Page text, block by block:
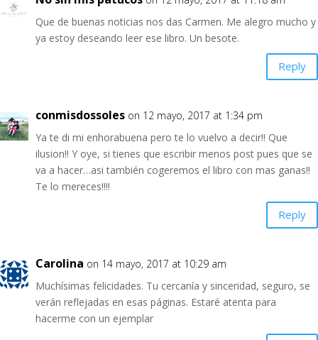
Que de buenas noticias nos das Carmen. Me alegro mucho y
ya estoy deseando leer ese libro. Un besote.
Reply
conmisdossoles on 12 mayo, 2017 at 1:34 pm
Ya te di mi enhorabuena pero te lo vuelvo a decir!! Que
ilusion!! Y oye, si tienes que escribir menos post pues que se
va a hacer…asi también cogeremos el libro con mas ganas!!
Te lo mereces!!!!
Reply
Carolina on 14 mayo, 2017 at 10:29 am
Muchísimas felicidades. Tu cercanía y sinceridad, seguro, se
verán reflejadas en esas páginas. Estaré atenta para
hacerme con un ejemplar